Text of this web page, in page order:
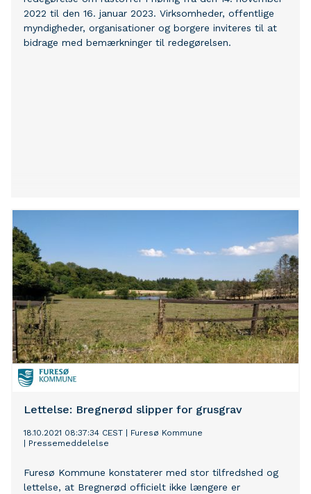
2022 til den 16. januar 2023. Virksomheder, offentlige
myndigheder, organisationer og borgere inviteres til at
bidrage med bemærkninger til redegørelsen.
Lettelse: Bregnerød slipper for grusgrav
18.10.2021 08:37:34 CEST
Furesø Kommune
Pressemeddelelse
Furesø Kommune konstaterer med stor tilfredshed og
lettelse, at Bregnerød officielt ikke længere er